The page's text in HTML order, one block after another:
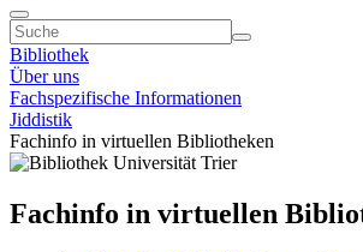
Bibliothek
Über uns
Fachspezifische Informationen
Jiddistik
Fachinfo in virtuellen Bibliotheken
Fachinfo in virtuellen